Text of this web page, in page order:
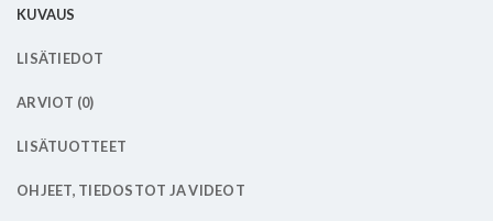
KUVAUS
LISÄTIEDOT
ARVIOT (0)
LISÄTUOTTEET
OHJEET, TIEDOSTOT JA VIDEOT